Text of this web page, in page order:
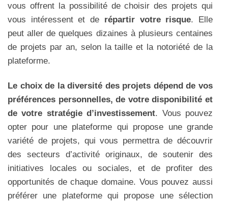
vous offrent la possibilité de choisir des projets qui
vous intéressent et de répartir votre risque. Elle
peut aller de quelques dizaines à plusieurs centaines
de projets par an, selon la taille et la notoriété de la
plateforme.
Le choix de la diversité des projets dépend de vos
préférences personnelles, de votre disponibilité et
de votre stratégie d’investissement. Vous pouvez
opter pour une plateforme qui propose une grande
variété de projets, qui vous permettra de découvrir
des secteurs d’activité originaux, de soutenir des
initiatives locales ou sociales, et de profiter des
opportunités de chaque domaine. Vous pouvez aussi
préférer une plateforme qui propose une sélection